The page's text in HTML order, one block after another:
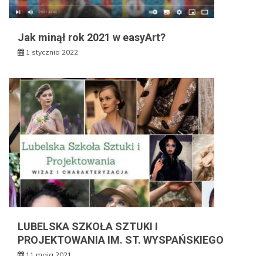
Jak minął rok 2021 w easyArt?
1 stycznia 2022
LUBELSKA SZKOŁA SZTUKI I
PROJEKTOWANIA IM. ST. WYSPAŃSKIEGO